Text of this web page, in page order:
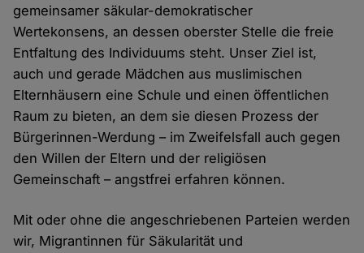
gemeinsamer säkular-demokratischer
Wertekonsens, an dessen oberster Stelle die freie
Entfaltung des Individuums steht. Unser Ziel ist,
auch und gerade Mädchen aus muslimischen
Elternhäusern eine Schule und einen öffentlichen
Raum zu bieten, an dem sie diesen Prozess der
Bürgerinnen-Werdung – im Zweifelsfall auch gegen
den Willen der Eltern und der religiösen
Gemeinschaft – angstfrei erfahren können.
Mit oder ohne die angeschriebenen Parteien werden
wir, Migrantinnen für Säkularität und